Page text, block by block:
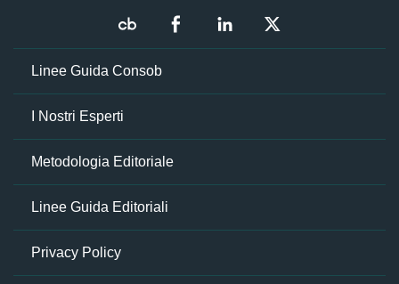
Linee Guida Consob
I Nostri Esperti
Metodologia Editoriale
Linee Guida Editoriali
Privacy Policy